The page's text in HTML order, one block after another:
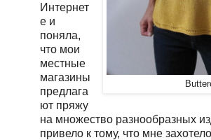
Интернет
е и
поняла,
что мои
местные
магазины
предлага
ют пряжу
на множество разнообразных
привело к тому, что мне